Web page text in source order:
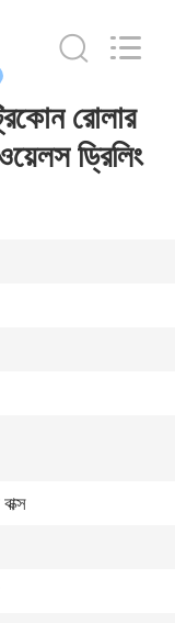
রোলার
ড্রিলিং